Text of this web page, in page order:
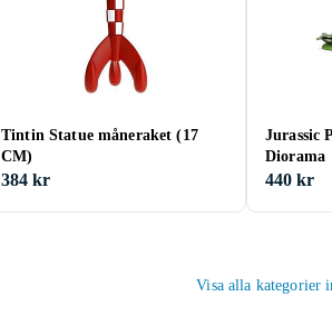
Tintin Statue måneraket (17
CM)
384 kr
Jurassic
Diorama
440 kr
Visa alla kategorier